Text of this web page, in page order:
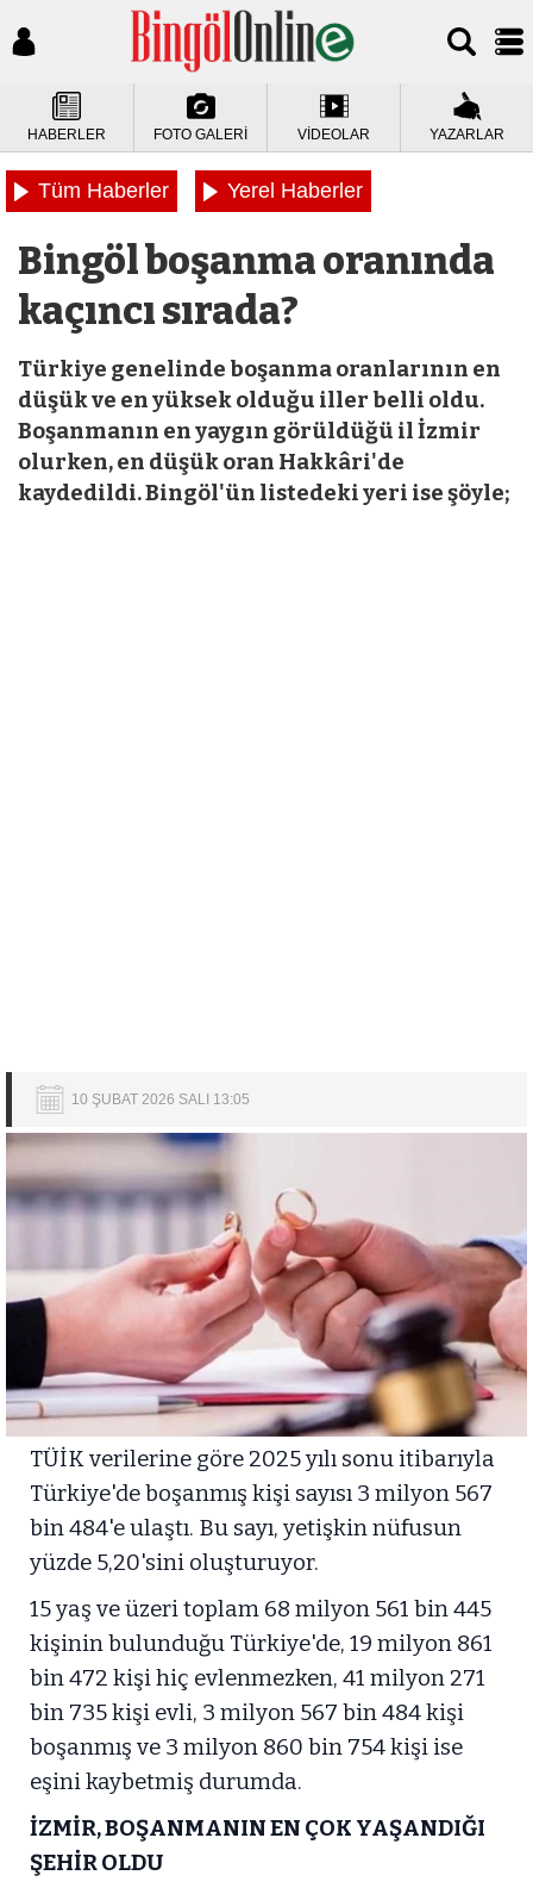
HABERLER FOTO GALERİ VİDEOLAR YAZARLAR
Tüm Haberler Yerel Haberler
Bingöl boşanma oranında
kaçıncı sırada?
Türkiye genelinde boşanma oranlarının en
düşük ve en yüksek olduğu iller belli oldu.
Boşanmanın en yaygın görüldüğü il İzmir
olurken, en düşük oran Hakkâri'de
kaydedildi. Bingöl'ün listedeki yeri ise şöyle;
10 ŞUBAT 2026 SALI 13:05
TÜİK verilerine göre 2025 yılı sonu itibarıyla
Türkiye'de boşanmış kişi sayısı 3 milyon 567
bin 484'e ulaştı. Bu sayı, yetişkin nüfusun
yüzde 5,20'sini oluşturuyor.
15 yaş ve üzeri toplam 68 milyon 561 bin 445
kişinin bulunduğu Türkiye'de, 19 milyon 861
bin 472 kişi hiç evlenmezken, 41 milyon 271
bin 735 kişi evli, 3 milyon 567 bin 484 kişi
boşanmış ve 3 milyon 860 bin 754 kişi ise
eşini kaybetmiş durumda.
İZMİR, BOŞANMANIN EN ÇOK YAŞANDIĞI
ŞEHİR OLDU